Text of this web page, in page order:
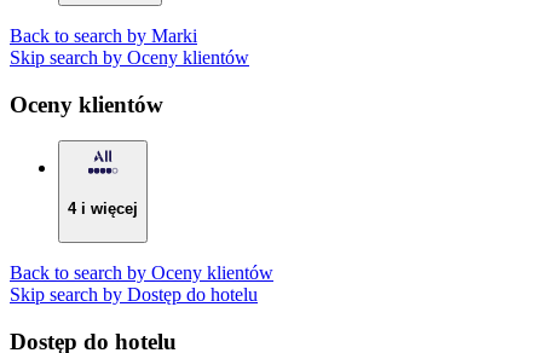
Back to search by Marki
Skip search by Oceny klientów
Oceny klientów
4 i więcej
Back to search by Oceny klientów
Skip search by Dostęp do hotelu
Dostęp do hotelu